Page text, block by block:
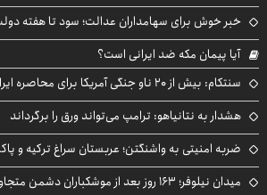
خبر خوش برای سهامداران عدالت؛ سود تا هفته
آیا پیمان مکه ضد ایرانی است؟
سنتکام: بیش از ۲۰ ناو جنگی آمریکا برای محاصره ایران مستقرند
هشدار به نتانیاهو: ترامپ می‌تواند ورق را برگرداند
ضربه امنیتی به واشنگتن؛ عربستان سراغ ترکیه و
میدان نیلوفر؛ ۱۶۳ روز بعد از موشکباران دشمن متجاوز